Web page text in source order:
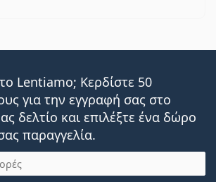
Lentiamo; Κερδίστε 50
για την εγγραφή σας στο
δελτίο και επιλέξτε ένα δώρο
παραγγελία.